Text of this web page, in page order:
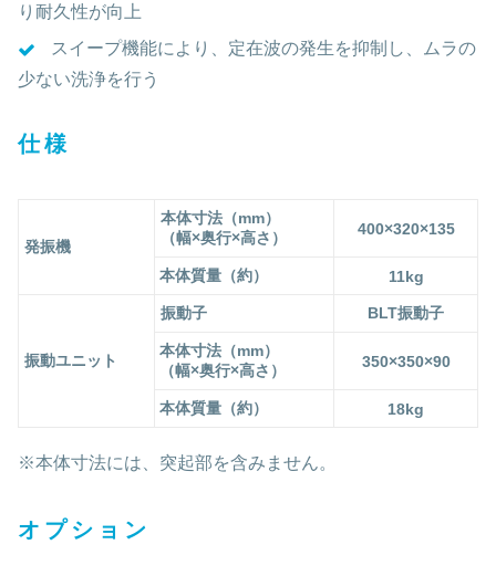
り耐久性が向上
スイープ機能により、定在波の発生を抑制し、ムラの
少ない洗浄を行う
仕様
発振機
本体寸法（mm）
（幅×奥行×高さ）
400×320×135
本体質量（約） 11kg
振動ユニット
振動子 BLT振動子
本体寸法（mm）
（幅×奥行×高さ）
350×350×90
本体質量（約） 18kg
※本体寸法には、突起部を含みません。
オプション